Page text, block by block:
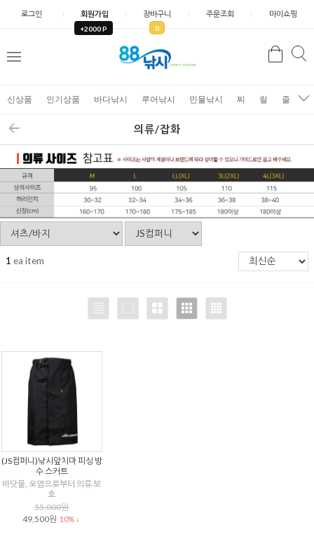
로그인 회원가입
+2000 P
장바구니
0
주문조회 마이쇼핑
검
신상품 인기상품 바다낚시 루어낚시 민물낚시 찌 릴 줄
의류/잡화
1 ea item
(JS컴퍼니)낚시앞치마 피싱 방
수 스커트
바닷물, 오염으로부터 의류 보
호
55,000원
49,500원 10% ↓